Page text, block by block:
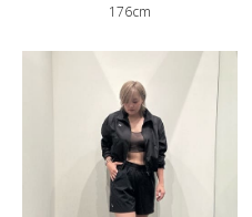
176cm